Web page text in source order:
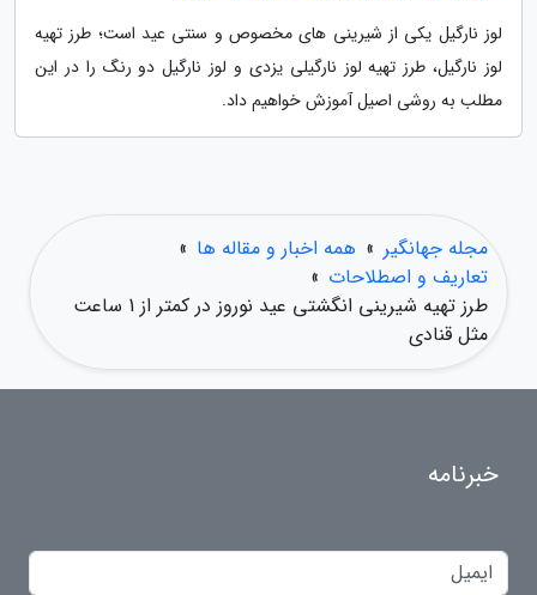
لوز نارگیل یکی از شیرینی های مخصوص و سنتی عید است؛ طرز تهیه
لوز نارگیل، طرز تهیه لوز نارگیلی یزدی و لوز نارگیل دو رنگ را در این
مطلب به روشی اصیل آموزش خواهیم داد.
مجله جهانگیر » همه اخبار و مقاله ها »
تعاریف و اصطلاحات »
طرز تهیه شیرینی انگشتی عید نوروز در کمتر از 1 ساعت
مثل قنادی
خبرنامه